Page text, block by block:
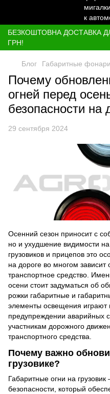
БЕЗКОШТОВНА ДОСТАВКА
ГРН!
Блог Габаритные
Почему
огней перед
безопасности на
29 сентября 2024
Осенний сезон приносит с
но и ухудшение видимости
грузовиков и прицепов это
на дороге во многом зависит
транспортное средство.
осени стоит задуматься об
рожки габаритные и
элементы освещения играют
предупреждении аварийных
участникам дорожного
транспортного средства.
Почему важно
грузовике?
Габаритные огни на
безопасности, который